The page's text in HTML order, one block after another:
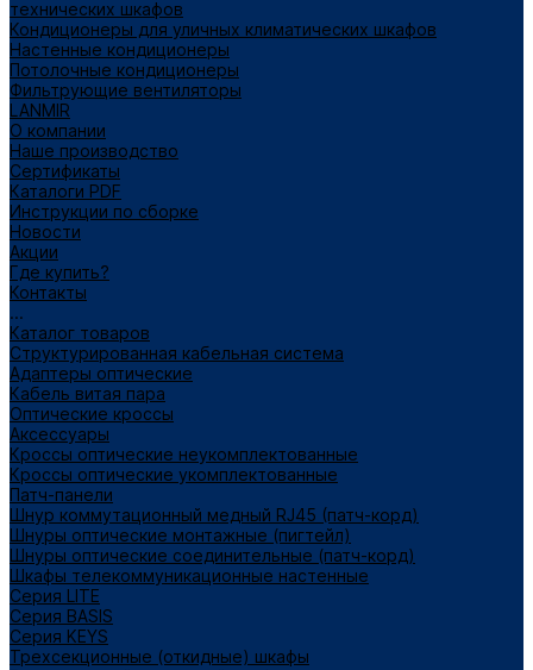
технических шкафов
Кондиционеры для уличных климатических шкафов
Настенные кондиционеры
Потолочные кондиционеры
Фильтрующие вентиляторы
LANMIR
О компании
Наше производство
Сертификаты
Каталоги PDF
Инструкции по сборке
Новости
Акции
Где купить?
Контакты
...
Каталог товаров
Структурированная кабельная система
Адаптеры оптические
Кабель витая пара
Оптические кроссы
Аксессуары
Кроссы оптические неукомплектованные
Кроссы оптические укомплектованные
Патч-панели
Шнур коммутационный медный RJ45 (патч-корд)
Шнуры оптические монтажные (пигтейл)
Шнуры оптические соединительные (патч-корд)
Шкафы телекоммуникационные настенные
Cерия LITE
Cерия BASIS
Cерия KEYS
Трехсекционные (откидные) шкафы